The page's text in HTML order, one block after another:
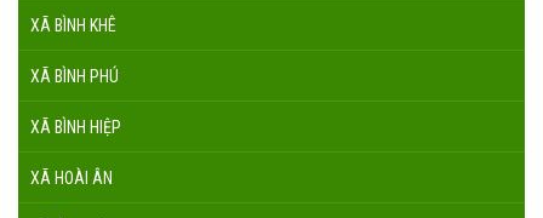
XÃ BÌNH KHÊ
XÃ BÌNH PHÚ
XÃ BÌNH HIỆP
XÃ HOÀI ÂN